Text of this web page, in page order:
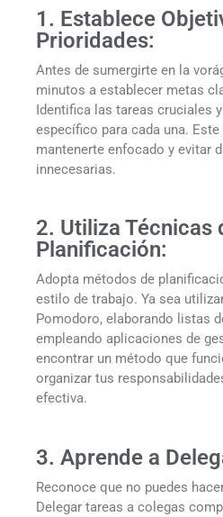
1. Establece
Prioridades:
Antes de sumergirte en la
minutos a establecer metas
Identifica las tareas cruciales
específico para cada una.
mantenerte enfocado y evitar
innecesarias.
2. Utiliza Técnicas
Planificación:
Adopta métodos de
estilo de trabajo. Ya sea
Pomodoro, elaborando listas
empleando aplicaciones de
encontrar un método que
organizar tus
efectiva.
3. Aprende a
Reconoce que no puedes
Delegar tareas a colegas